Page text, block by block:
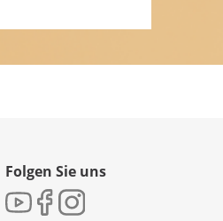
Folgen Sie uns